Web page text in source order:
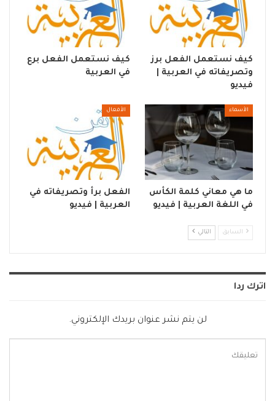
كيف نستعمل الفعل برز
وتصريفاته في العربية |
فيديو
كيف نستعمل الفعل برع
في العربية
الأسماء
ما هي معاني كلمة الكأس
في اللغة العربية | فيديو
الأفعال
الفعل برأ وتصريفاته في
العربية | فيديو
السابق التالي
اترك ردا
لن يتم نشر عنوان بريدك الإلكتروني.